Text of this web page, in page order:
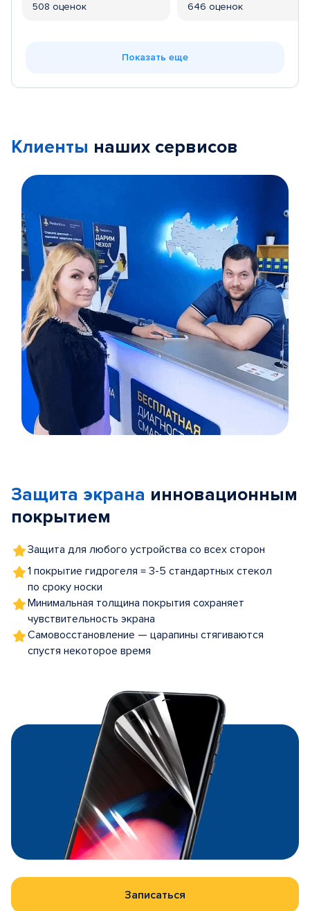
508 оценок 646 оценок
Показать еще
Клиенты наших сервисов
5
Защита экрана инновационным
покрытием
Защита для любого устройства со всех сторон
1 покрытие гидрогеля = 3-5 стандартных стекол
по сроку носки
Минимальная толщина покрытия сохраняет
чувствительность экрана
Самовосстановление — царапины стягиваются
спустя некоторое время
Записаться